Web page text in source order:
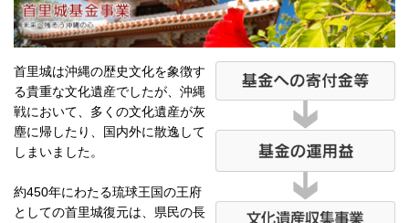
首里城は沖縄の歴史文化を象徴す
る貴重な文化遺産でしたが、沖縄
戦において、多くの文化遺産が灰
塵に帰したり、国内外に散逸して
しまいました。
約450年にわたる琉球王国の王府
としての首里城復元は、県民の長